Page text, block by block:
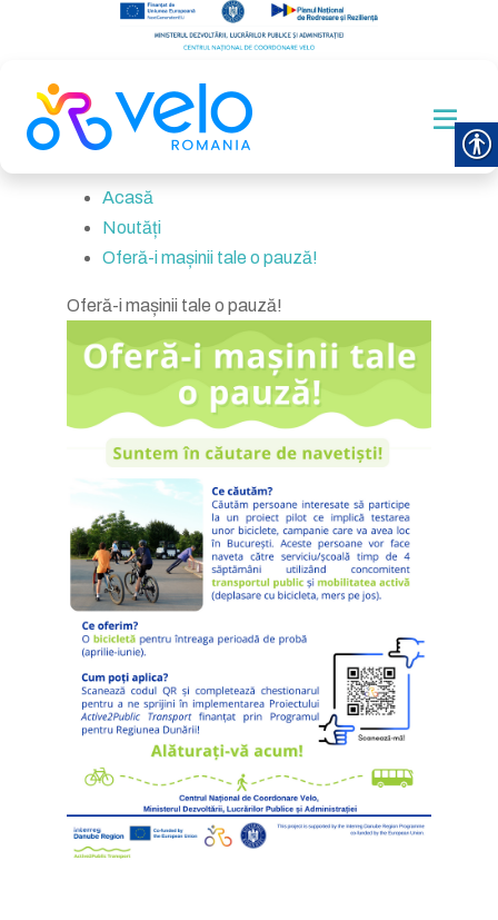
Acasă
Noutăți
Oferă-i mașinii tale o pauză!
Oferă-i mașinii tale o pauză!